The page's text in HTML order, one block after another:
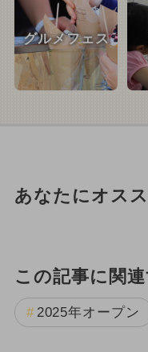
グルメフェス
あなたにオス
この記事に関
2025年オープン